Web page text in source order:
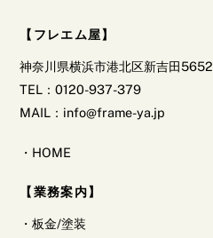
【フレエム屋】
神奈川県横浜市港北区新吉田5652
TEL：0120-937-379
MAIL：info@frame-ya.jp
・ HOME
【業務案内】
・板金/塗装